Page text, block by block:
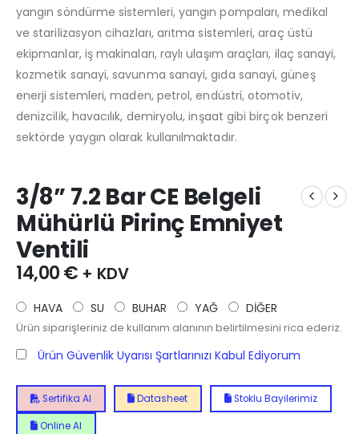
yangın söndürme sistemleri, yangın pompaları, medikal
ve starilizasyon cihazları, arıtma sistemleri, araç üstü
ekipmanlar, iş makinaları, raylı ulaşım araçları, ilaç sanayi,
kozmetik sanayi, savunma sanayi, gıda sanayi, güneş
enerji sistemleri, maden, petrol, endüstri, otomotiv,
denizcilik, havacılık, demiryolu, inşaat gibi birçok benzeri
sektörde yaygın olarak kullanılmaktadır.
3/8” 7.2 Bar CE Belgeli
Mühürlü Pirinç Emniyet
Ventili
14,00€ + KDV
HAVA SU BUHAR YAĞ DİĞER
Ürün siparişleriniz de kullanım alanının belirtilmesini rica ederiz.
Ürün Güvenlik Uyarısı Şartlarınızı Kabul Ediyorum
Sertifika Al Datasheet Stoklu Bayilerimiz
Online Al